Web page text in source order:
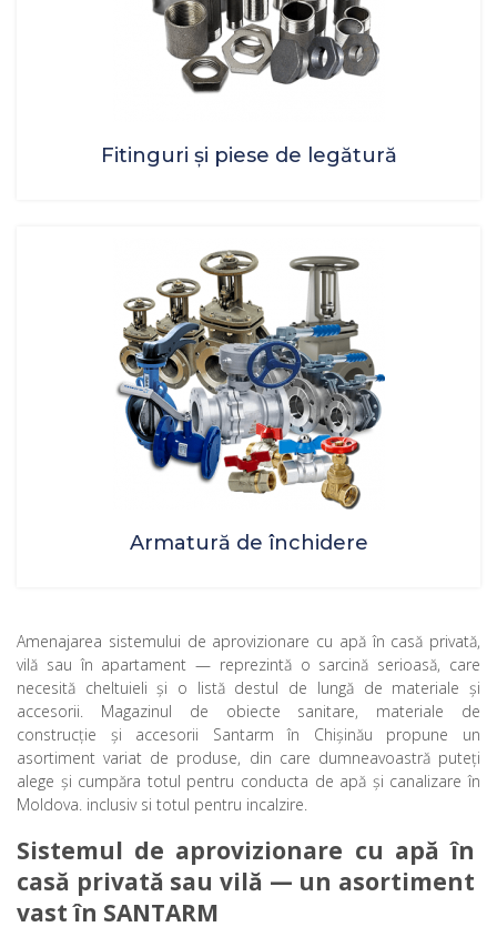
Fitinguri şi piese de legătură
Armatură de închidere
Amenajarea sistemului de aprovizionare cu apă în casă privată,
vilă sau în apartament — reprezintă o sarcină serioasă, care
necesită cheltuieli şi o listă destul de lungă de materiale şi
accesorii. Magazinul de obiecte sanitare, materiale de
construcţie şi accesorii Santarm în Chişinău propune un
asortiment variat de produse, din care dumneavoastră puteţi
alege şi cumpăra totul pentru conducta de apă şi canalizare în
Moldova. inclusiv si totul pentru incalzire
Sistemul de aprovizionare cu apă în
casă privată sau vilă — un asortiment
vast în SANTARM